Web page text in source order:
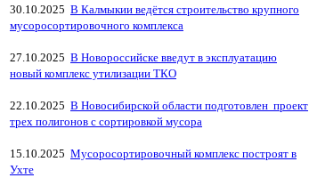
30.10.2025 В Калмыкии ведётся строительство крупного
мусоросортировочного комплекса
27.10.2025 В Новороссийске введут в эксплуатацию
новый комплекс утилизации ТКО
22.10.2025 В Новосибирской области подготовлен проект
трех полигонов с сортировкой мусора
15.10.2025 Мусоросортировочный комплекс построят в
Ухте